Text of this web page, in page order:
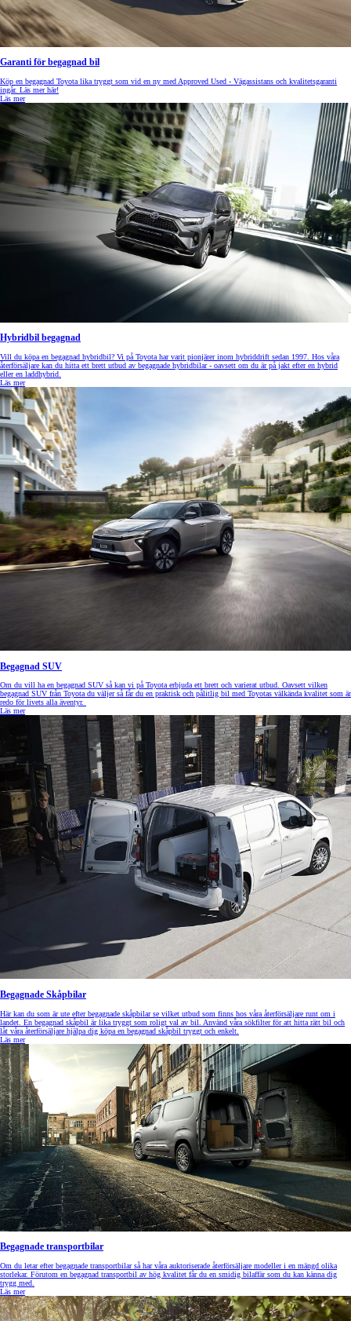
Garanti för begagnad bil
Köp en begagnad Toyota lika tryggt som vid en ny med Approved Used - Vägassistans och kvalitetsgaranti
ingår. Läs mer här!
Läs mer
Hybridbil begagnad
Vill du köpa en begagnad hybridbil? Vi på Toyota har varit pionjärer inom hybriddrift sedan 1997. Hos våra
återförsäljare kan du hitta ett brett utbud av begagnade hybridbilar - oavsett om du är på jakt efter en hybrid
eller en laddhybrid.
Läs mer
Begagnad SUV
Om du vill ha en begagnad SUV så kan vi på Toyota erbjuda ett brett och varierat utbud. Oavsett vilken
begagnad SUV från Toyota du väljer så får du en praktisk och pålitlig bil med Toyotas välkända kvalitet som är
redo för livets alla äventyr.
Läs mer
Begagnade Skåpbilar
Här kan du som är ute efter begagnade skåpbilar se vilket utbud som finns hos våra återförsäljare runt om i
landet. En begagnad skåpbil är lika tryggt som roligt val av bil. Använd våra sökfilter för att hitta rätt bil och
låt våra återförsäljare hjälpa dig köpa en begagnad skåpbil tryggt och enkelt.
Läs mer
Begagnade transportbilar
Om du letar efter begagnade transportbilar så har våra auktoriserade återförsäljare modeller i en mängd olika
storlekar. Förutom en begagnad transportbil av hög kvalitet får du en smidig bilaffär som du kan känna dig
trygg med.
Läs mer